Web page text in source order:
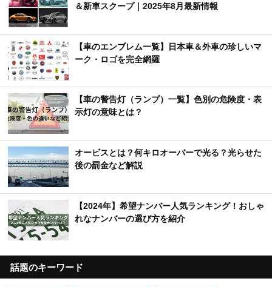
＆新車スクープ｜2025年8月最新情報
【車のエンブレム一覧】日本車＆外車の珍しいマ
ーク・ロゴを完全網羅
【車の警告灯（ランプ）一覧】色別の危険度・表
示灯の意味とは？
オービスとは？何キロオーバーで光る？光らせた
後の罰金など解説
【2024年】希望ナンバー人気ランキング！おしゃ
れなナンバーの選び方を紹介
話題のキーワード